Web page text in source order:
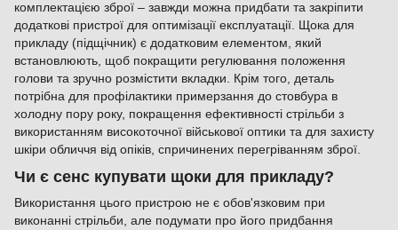
комплектацією зброї – завжди можна придбати та закріпити
додаткові пристрої для оптимізації експлуатації. Щока для
прикладу (підщічник) є додатковим елементом, який
встановлюють, щоб покращити регулювання положення
голови та зручно розмістити вкладки. Крім того, деталь
потрібна для профілактики примерзання до стовбура в
холодну пору року, покращення ефективності стрільби з
використанням високоточної військової оптики та для захисту
шкіри обличчя від опіків, спричинених перегріванням зброї.
Чи є сенс купувати щоки для прикладу?
Використання цього пристрою не є обов'язковим при
виконанні стрільби, але подумати про його придбання